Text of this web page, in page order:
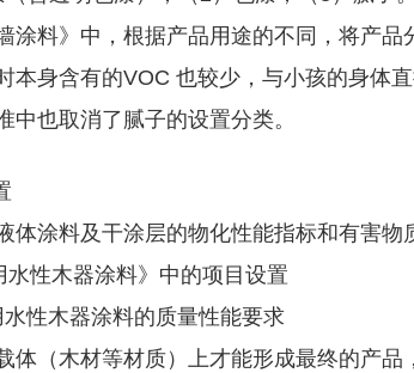
涂料》中，根据产品用途的不同，将产
本身含有的VOC 也较少，与小孩的身体
中也取消了腻子的设置分类。
体涂料及干涂层的物化性能指标和有害物
水性木器涂料》中的项目设置
性木器涂料的质量性能要求
体（木材等材质）上才能形成最终的产